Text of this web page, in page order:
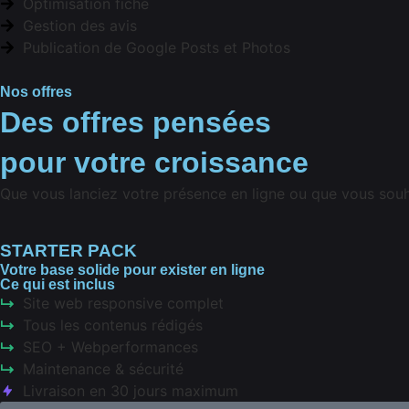
Gestion des avis
Publication de Google Posts et Photos
Nos offres
Des offres pensées
pour votre croissance
Que vous lanciez votre présence en ligne ou que vous
STARTER PACK
Votre base solide pour exister en ligne
Ce qui est inclus
Site web responsive complet
Tous les contenus rédigés
SEO + Webperformances
Maintenance & sécurité
Livraison en 30 jours maximum